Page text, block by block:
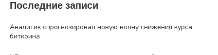
Последние записи
Аналитик спрогнозировал новую волну снижения курса
биткоина